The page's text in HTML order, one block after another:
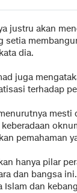
justru akan
setia
dia.
juga
terhadap
mesti
pemahaman
hanya pilar
dan bangsa
Islam dan